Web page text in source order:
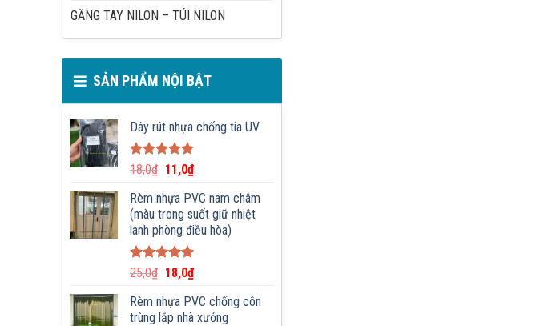
GĂNG TAY NILON – TÚI NILON
SẢN PHẨM NỘI BẬT
Dây rút nhựa chống tia UV
Được xếp
hạng
5.00
5 sao
18,0₫ 11,0₫
Rèm nhựa PVC nam châm
(màu trong suốt giữ nhiệt
lanh phòng điều hòa)
Được xếp
hạng
5.00
5 sao
25,0₫ 18,0₫
Rèm nhựa PVC chống côn
trùng lắp nhà xưởng